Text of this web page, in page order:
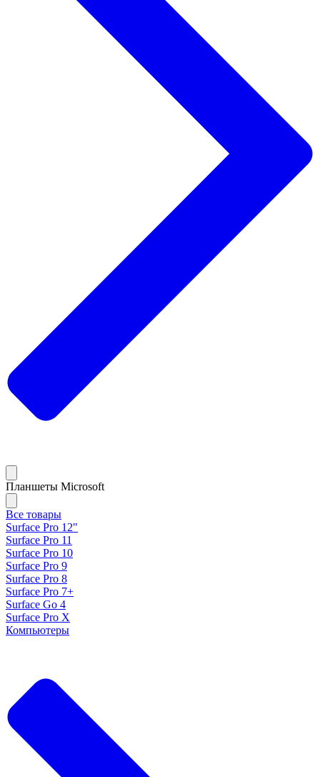
Планшеты Microsoft
Все товары
Surface Pro 12"
Surface Pro 11
Surface Pro 10
Surface Pro 9
Surface Pro 8
Surface Pro 7+
Surface Go 4
Surface Pro X
Компьютеры